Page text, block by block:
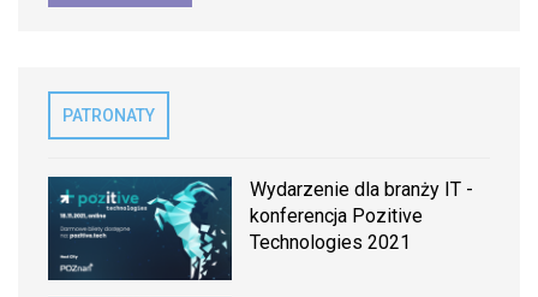
PATRONATY
Wydarzenie dla branży IT -
konferencja Pozitive
Technologies 2021